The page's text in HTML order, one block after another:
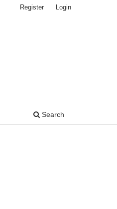
Search
Register Login